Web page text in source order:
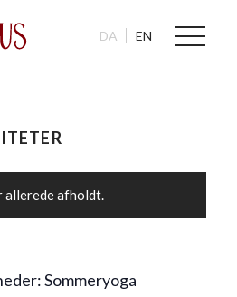
DA EN
allerede afholdt.
Sommeryoga